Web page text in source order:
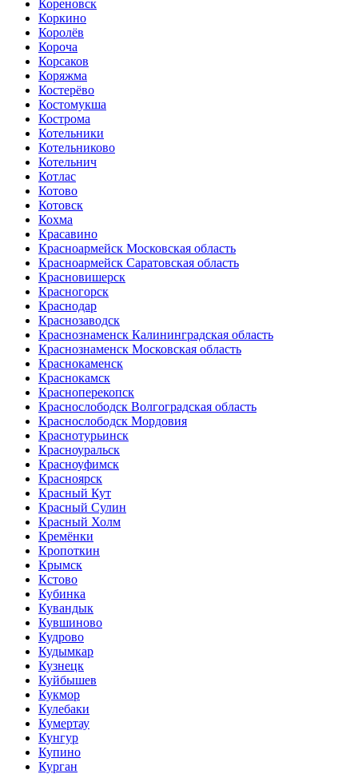
Кореновск
Коркино
Королёв
Короча
Корсаков
Коряжма
Костерёво
Костомукша
Кострома
Котельники
Котельниково
Котельнич
Котлас
Котово
Котовск
Кохма
Красавино
Красноармейск Московская область
Красноармейск Саратовская область
Красновишерск
Красногорск
Краснодар
Краснозаводск
Краснознаменск Калининградская область
Краснознаменск Московская область
Краснокаменск
Краснокамск
Красноперекопск
Краснослободск Волгоградская область
Краснослободск Мордовия
Краснотурьинск
Красноуральск
Красноуфимск
Красноярск
Красный Кут
Красный Сулин
Красный Холм
Кремёнки
Кропоткин
Крымск
Кстово
Кубинка
Кувандык
Кувшиново
Кудрово
Кудымкар
Кузнецк
Куйбышев
Кукмор
Кулебаки
Кумертау
Кунгур
Купино
Курган